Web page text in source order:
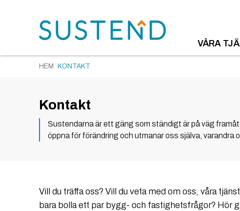
VÅRA
HEM KONTAKT
Kontakt
Sustendarna är ett gäng som ständigt är på väg
öppna för förändring och utmanar oss själva, varandra
Vill du träffa oss? Vill du veta med om oss, våra
bara bolla ett par bygg- och fastighetsfrågor? Hör